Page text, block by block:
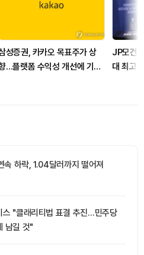
성증권, 카카오 목표주가 상
…플랫폼 수익성 개선에 기대
JP모건
대 최고
속 하락, 1.04달러까지 떨어져
스 "클래리티법 표결 추진…민주당
남길 것"